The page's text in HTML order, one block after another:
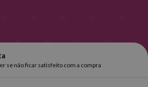
se não ficar satisfeito com a compra